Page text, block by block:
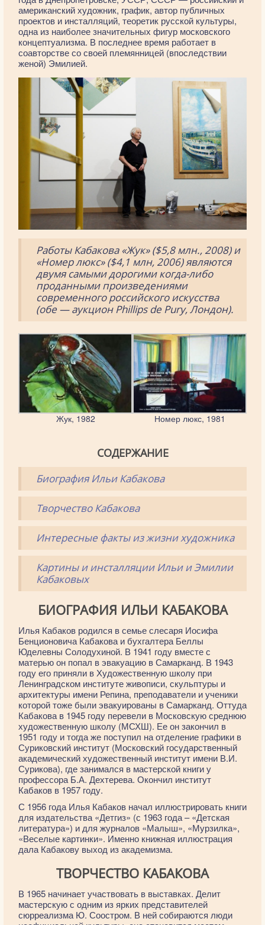
американский художник, график, автор публичных
проектов и инсталляций, теоретик русской культуры,
одна из наиболее значительных фигур московского
концептуализма. В последнее время работает в
соавторстве со своей племянницей (впоследствии
женой) Эмилией.
Работы Кабакова «Жук» ($5,8 млн., 2008) и
«Номер люкс» ($4,1 млн, 2006) являются
двумя самыми дорогими когда-либо
проданными произведениями
современного российского искусства
(обе — аукцион Phillips de Pury, Лондон).
Жук, 1982 Номер люкс, 1981
СОДЕРЖАНИЕ
Биография Ильи Кабакова
Творчество Кабакова
Интересные факты из жизни художника
Картины и инсталляции Ильи и Эмилии
Кабаковых
БИОГРАФИЯ ИЛЬИ КАБАКОВА
Илья Кабаков родился в семье слесаря Иосифа
Бенционовича Кабакова и бухгалтера Беллы
Юделевны Солодухиной. В 1941 году вместе с
матерью он попал в эвакуацию в Самарканд. В 1943
году его приняли в Художественную школу при
Ленинградском институте живописи, скульптуры и
архитектуры имени Репина, преподаватели и ученики
которой тоже были эвакуированы в Самарканд. Оттуда
Кабакова в 1945 году перевели в Московскую среднюю
художественную школу (МСХШ). Ее он закончил в
1951 году и тогда же поступил на отделение графики в
Суриковский институт (Московский государственный
академический художественный институт имени В.И.
Сурикова), где занимался в мастерской книги у
профессора Б.А. Дехтерева. Окончил институт
Кабаков в 1957 году.
С 1956 года Илья Кабаков начал иллюстрировать книги
для издательства «Детгиз» (с 1963 года – «Детская
литература») и для журналов «Малыш», «Мурзилка»,
«Веселые картинки». Именно книжная иллюстрация
дала Кабакову выход из академизма.
ТВОРЧЕСТВО КАБАКОВА
В 1965 начинает участвовать в выставках. Делит
мастерскую с одним из ярких представителей
сюрреализма Ю. Соостром. В ней собираются люди